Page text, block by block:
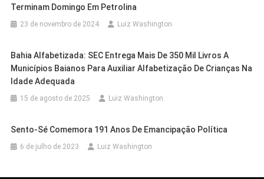
Terminam Domingo Em Petrolina
23 de novembro de 2024 Luiz Washington
Bahia Alfabetizada: SEC Entrega Mais De 350 Mil Livros A
Municípios Baianos Para Auxiliar Alfabetização De Crianças Na
Idade Adequada
15 de agosto de 2025 Luiz Washington
Sento-Sé Comemora 191 Anos De Emancipação Política
6 de julho de 2023 Luiz Washington
Cidades Petrolina
Eleições 2026: Miguel Coelho
Cidades Petrolina
Justiça Federal Determina Que